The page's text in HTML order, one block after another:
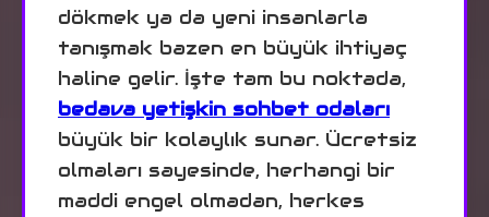
dökmek ya da yeni insanlarla
tanışmak bazen en büyük ihtiyaç
haline gelir. İşte tam bu noktada,
bedava yetişkin sohbet odaları
büyük bir kolaylık sunar. Ücretsiz
olmaları sayesinde, herhangi bir
maddi engel olmadan, herkes